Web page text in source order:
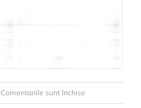
Comentariile sunt închise